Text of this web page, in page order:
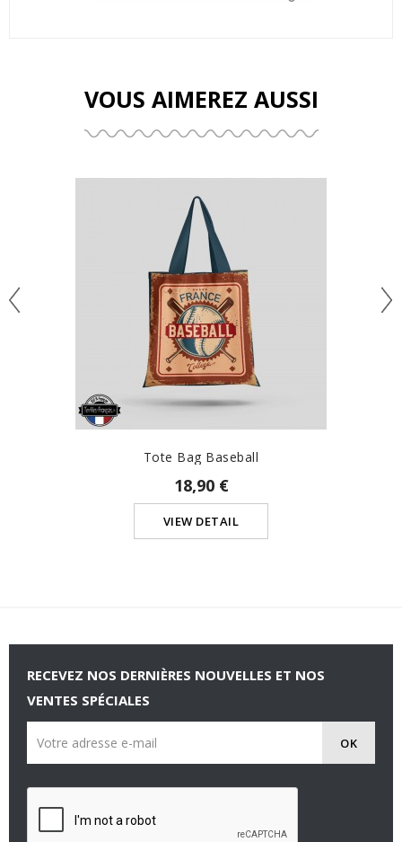
VOUS AIMEREZ AUSSI
Tote Bag Baseball
18,90 €
VIEW DETAIL
RECEVEZ NOS DERNIÈRES NOUVELLES ET NOS
VENTES SPÉCIALES